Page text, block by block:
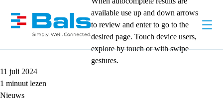
available use up and down arrows
to review and enter to go to the
desired page. Touch device users,
explore by touch or with swipe
gestures.
11 juli 2024
1 minuut lezen
Nieuws